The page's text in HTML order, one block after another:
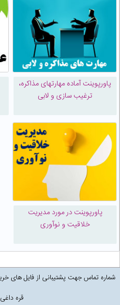
پاورپوینت آماده مهارتهای مذاکره،
ترغیب سازی و لابی
پاورپوینت در مورد مدیریت
خلاقیت و نوآوری
قره داغی